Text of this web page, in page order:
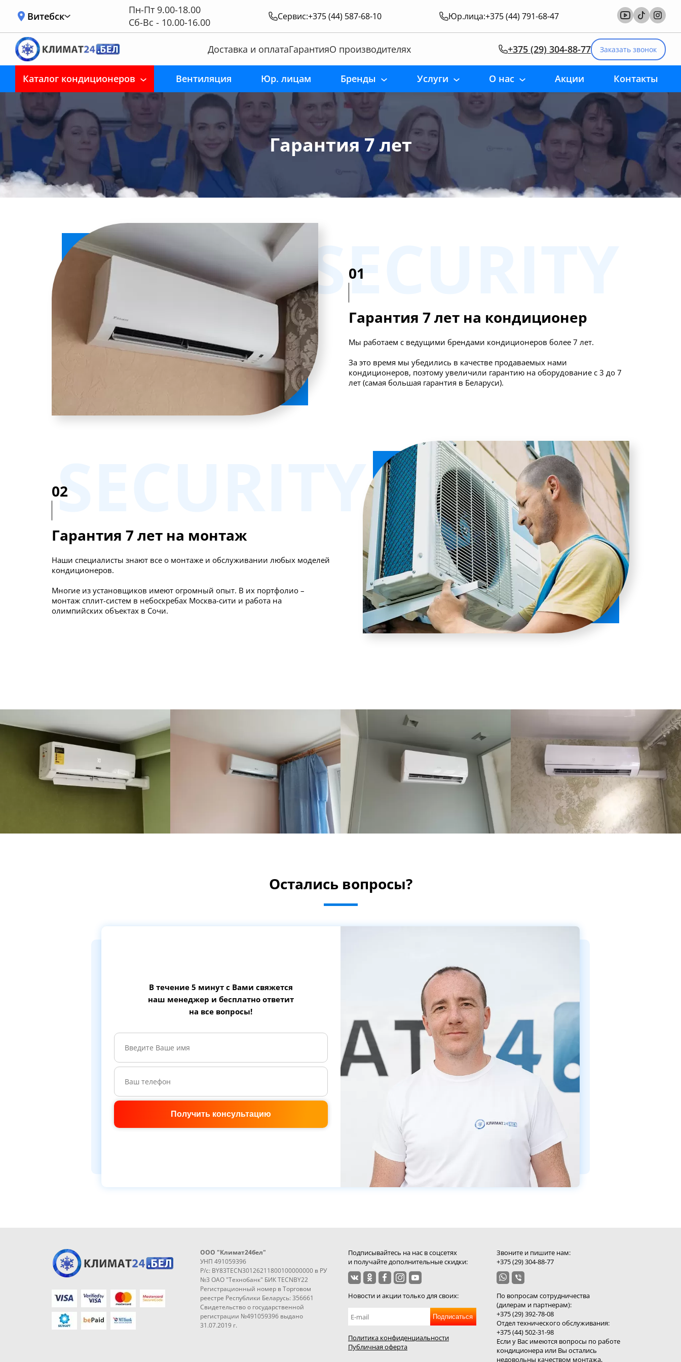
Витебск
Пн-Пт 9.00-18.00
Сб-Вс - 10.00-16.00
Сервис:+375 (44) 587-68-10 Юр.лица:+375 (44) 791-68-47
Доставка и оплатаГарантияО производителях +375 (29) 304-88-77 Заказать звонок
Каталог кондиционеров Вентиляция Юр. лицам Бренды Услуги О нас Акции Контакты
Гарантия 7 лет
SECURITY
01
Гарантия 7 лет на кондиционер
Мы работаем с ведущими брендами кондиционеров более 7 лет.
За это время мы убедились в качестве продаваемых нами
кондиционеров, поэтому увеличили гарантию на оборудование с 3 до 7
лет (самая большая гарантия в Беларуси).
SECURITY
02
Гарантия 7 лет на монтаж
Наши специалисты знают все о монтаже и обслуживании любых моделей
кондиционеров.
Многие из установщиков имеют огромный опыт. В их портфолио –
монтаж сплит-систем в небоскребах Москва-сити и работа на
олимпийских объектах в Сочи.
Остались вопросы?
В течение 5 минут с Вами свяжется
наш менеджер и бесплатно ответит
на все вопросы!
Получить консультацию
ООО "Климат24бел"
УНП 491059396
Р/с: BY83TECN30126211800100000000 в РУ
№3 ОАО "Технобанк" БИК TECNBY22
Регистрационный номер в Торговом
реестре Республики Беларусь: 356661
Свидетельство о государственной
регистрации №491059396 выдано
31.07.2019 г.
Подписывайтесь на нас в соцсетях
и получайте дополнительные скидки:
Новости и акции только для своих:
Подписаться
Политика конфиденциальности
Публичная оферта
Звоните и пишите нам:
+375 (29) 304-88-77
По вопросам сотрудничества
(дилерам и партнерам):
+375 (29) 392-78-08
Отдел технического обслуживания:
+375 (44) 502-31-98
Если у Вас имеются вопросы по работе
кондиционера или Вы остались
недовольны качеством монтажа,